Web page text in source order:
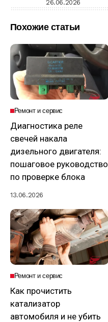
26.06.2026
Похожие статьи
Ремонт и сервис
Диагностика реле
свечей накала
дизельного двигателя:
пошаговое руководство
по проверке блока
13.06.2026
Ремонт и сервис
Как прочистить
катализатор
автомобиля и не убить